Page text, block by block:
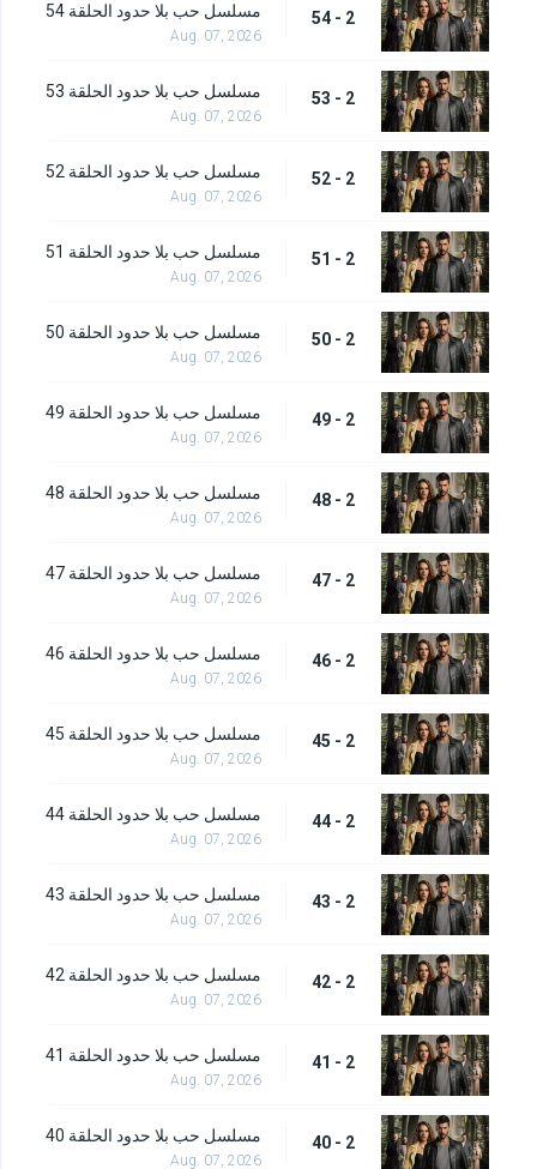
2 - 54 مسلسل حب بلا حدود الحلقة 54
Aug. 07, 2026
2 - 53 مسلسل حب بلا حدود الحلقة 53
Aug. 07, 2026
2 - 52 مسلسل حب بلا حدود الحلقة 52
Aug. 07, 2026
2 - 51 مسلسل حب بلا حدود الحلقة 51
Aug. 07, 2026
2 - 50 مسلسل حب بلا حدود الحلقة 50
Aug. 07, 2026
2 - 49 مسلسل حب بلا حدود الحلقة 49
Aug. 07, 2026
2 - 48 مسلسل حب بلا حدود الحلقة 48
Aug. 07, 2026
2 - 47 مسلسل حب بلا حدود الحلقة 47
Aug. 07, 2026
2 - 46 مسلسل حب بلا حدود الحلقة 46
Aug. 07, 2026
2 - 45 مسلسل حب بلا حدود الحلقة 45
Aug. 07, 2026
2 - 44 مسلسل حب بلا حدود الحلقة 44
Aug. 07, 2026
2 - 43 مسلسل حب بلا حدود الحلقة 43
Aug. 07, 2026
2 - 42 مسلسل حب بلا حدود الحلقة 42
Aug. 07, 2026
2 - 41 مسلسل حب بلا حدود الحلقة 41
Aug. 07, 2026
2 - 40 مسلسل حب بلا حدود الحلقة 40
Aug. 07, 2026